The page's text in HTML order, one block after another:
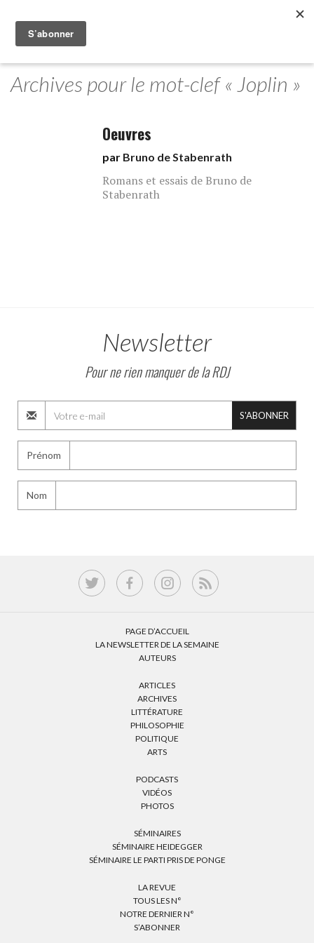
Archives pour le mot-clef « Joplin »
Oeuvres
par Bruno de Stabenrath
Romans et essais de Bruno de
Stabenrath
Newsletter
Pour ne rien manquer de la RDJ
S'ABONNER
Prénom
Nom
PAGE D’ACCUEIL
LA NEWSLETTER DE LA SEMAINE
AUTEURS
ARTICLES
ARCHIVES
LITTÉRATURE
PHILOSOPHIE
POLITIQUE
ARTS
PODCASTS
VIDÉOS
PHOTOS
SÉMINAIRES
SÉMINAIRE HEIDEGGER
SÉMINAIRE LE PARTI PRIS DE PONGE
LA REVUE
TOUS LES N°
NOTRE DERNIER N°
S’ABONNER